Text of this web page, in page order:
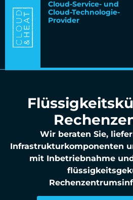
Cloud-Service- und
Cloud-Technologie-
Provider
Wir beraten Sie,
Infrastrukturkomponenten
mit Inbetriebnahme